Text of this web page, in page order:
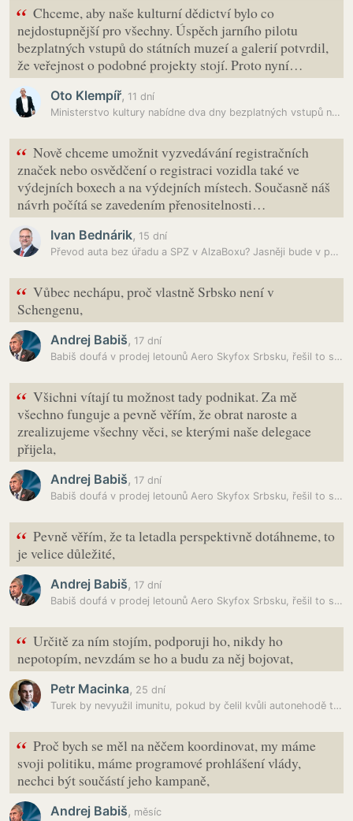
“ Chceme, aby naše kulturní dědictví bylo co
nejdostupnější pro všechny. Úspěch jarního pilotu
bezplatných vstupů do státních muzeí a galerií potvrdil,
že veřejnost o podobné projekty stojí. Proto nyní…
Oto Klempíř, 11 dní
Ministerstvo kultury nabídne dva dny bezplatných vstupů na státní…
“ Nově chceme umožnit vyzvedávání registračních
značek nebo osvědčení o registraci vozidla také ve
výdejních boxech a na výdejních místech. Současně náš
návrh počítá se zavedením přenositelnosti…
Ivan Bednárik, 15 dní
Převod auta bez úřadu a SPZ v AlzaBoxu? Jasněji bude v pondělí
“ Vůbec nechápu, proč vlastně Srbsko není v
Schengenu,
Andrej Babiš, 17 dní
Babiš doufá v prodej letounů Aero Skyfox Srbsku, řešil to se srbským…
“ Všichni vítají tu možnost tady podnikat. Za mě
všechno funguje a pevně věřím, že obrat naroste a
zrealizujeme všechny věci, se kterými naše delegace
přijela,
Andrej Babiš, 17 dní
Babiš doufá v prodej letounů Aero Skyfox Srbsku, řešil to se srbským…
“ Pevně věřím, že ta letadla perspektivně dotáhneme, to
je velice důležité,
Andrej Babiš, 17 dní
Babiš doufá v prodej letounů Aero Skyfox Srbsku, řešil to se srbským…
“ Určitě za ním stojím, podporuji ho, nikdy ho
nepotopím, nevzdám se ho a budu za něj bojovat,
Petr Macinka, 25 dní
Turek by nevyužil imunitu, pokud by čelil kvůli autonehodě trestnímu…
“ Proč bych se měl na něčem koordinovat, my máme
svoji politiku, máme programové prohlášení vlády,
nechci být součástí jeho kampaně,
Andrej Babiš, měsíc